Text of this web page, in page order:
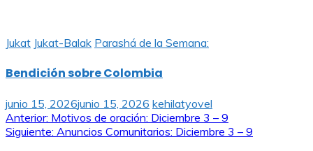
Jukat Jukat-Balak Parashá de la Semana:
Bendición sobre Colombia
junio 15, 2026junio 15, 2026 kehilatyovel
Navegación
Anterior: Motivos de oración: Diciembre 3 – 9
Siguiente: Anuncios Comunitarios: Diciembre 3 – 9